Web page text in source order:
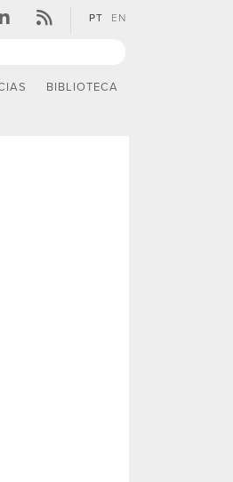
PT EN
BIBLIOTECA